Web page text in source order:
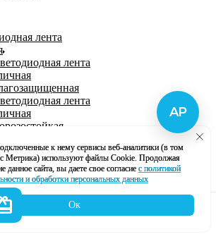
лента
лента
лента
лента
лента
в силиконе
к нему сервисы веб-аналитики (в том
Метрика) используют файлы Cookie. Продолжая
данное сайта, вы даете свое согласие с политикой
и обработки персональных данных
Ок